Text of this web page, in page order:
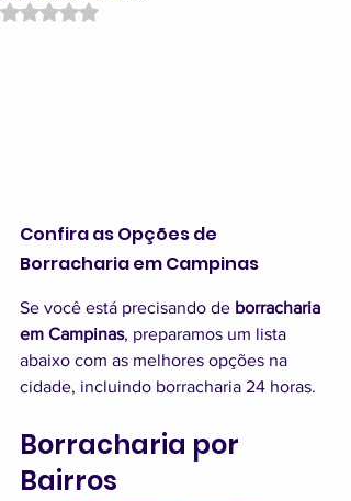
Avaliado com NaN de 5 estrelas.
Confira as Opções de
Borracharia em Campinas
Se você está precisando de borracharia
em Campinas, preparamos um lista
abaixo com as melhores opções na
cidade, incluindo borracharia 24 horas.
Borracharia por
Bairros